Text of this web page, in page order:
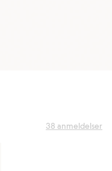
38 anmeldelser